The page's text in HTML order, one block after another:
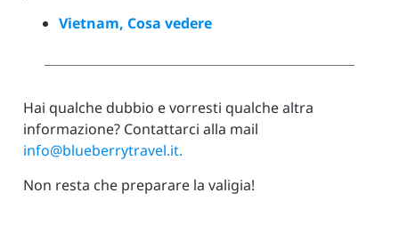
Vietnam, Cosa vedere
Hai qualche dubbio e vorresti qualche altra
informazione? Contattarci alla mail
info@blueberrytravel.it.
Non resta che preparare la valigia!